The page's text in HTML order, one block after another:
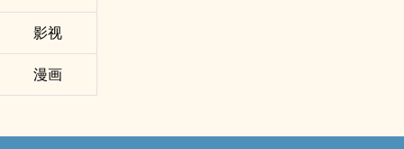
影视
漫画